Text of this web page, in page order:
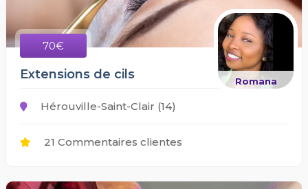
70€
Romana
Extensions de cils
Hérouville-Saint-Clair (14)
21 Commentaires clientes